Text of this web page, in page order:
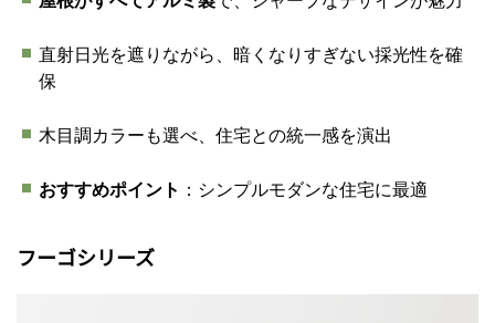
直射日光を遮りながら、暗くなりすぎない採光性を確
保
木目調カラーも選べ、住宅との統一感を演出
おすすめポイント ：シンプルモダンな住宅に最適
フーゴシリーズ